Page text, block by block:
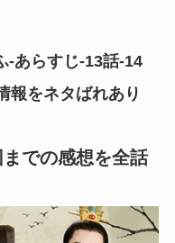
-あらすじ-13話-14
報をネタばれあり
での感想を全話